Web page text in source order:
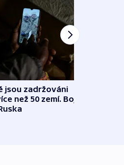
jsou zadržováni
než 50 zemí. Bojovali